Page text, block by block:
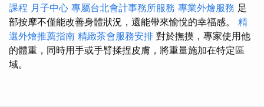
課程 月子中心 專屬台北會計事務所服務 專業外燴服務 足
部按摩不僅能改善身體狀況，還能帶來愉悅的幸福感。 精
選外燴推薦指南 精緻茶會服務安排 對於撫摸，專家使用他
的體重，同時用手或手臂揉捏皮膚，將重量施加在特定區
域。